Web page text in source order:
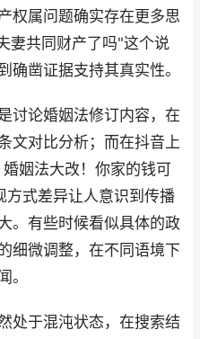
权属问题确实存在更多思
妻共同财产了吗"这个说
确凿证据支持其真实性。
讨论婚姻法修订内容，在
文对比分析；而在抖音上
姻法大改！你家的钱可
方式差异让人意识到传播
。有些时候看似具体的政
细微调整，在不同语境下
。
处于混沌状态，在搜索结